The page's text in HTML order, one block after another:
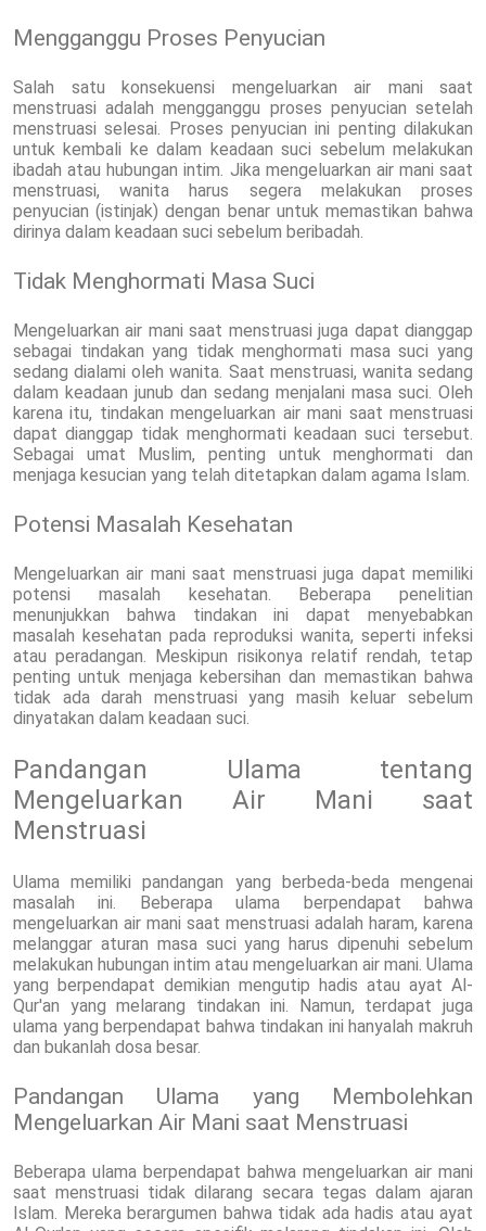
Mengganggu Proses Penyucian
Salah satu konsekuensi mengeluarkan air mani saat
menstruasi adalah mengganggu proses penyucian setelah
menstruasi selesai. Proses penyucian ini penting dilakukan
untuk kembali ke dalam keadaan suci sebelum melakukan
ibadah atau hubungan intim. Jika mengeluarkan air mani saat
menstruasi, wanita harus segera melakukan proses
penyucian (istinjak) dengan benar untuk memastikan bahwa
dirinya dalam keadaan suci sebelum beribadah.
Tidak Menghormati Masa Suci
Mengeluarkan air mani saat menstruasi juga dapat dianggap
sebagai tindakan yang tidak menghormati masa suci yang
sedang dialami oleh wanita. Saat menstruasi, wanita sedang
dalam keadaan junub dan sedang menjalani masa suci. Oleh
karena itu, tindakan mengeluarkan air mani saat menstruasi
dapat dianggap tidak menghormati keadaan suci tersebut.
Sebagai umat Muslim, penting untuk menghormati dan
menjaga kesucian yang telah ditetapkan dalam agama Islam.
Potensi Masalah Kesehatan
Mengeluarkan air mani saat menstruasi juga dapat memiliki
potensi masalah kesehatan. Beberapa penelitian
menunjukkan bahwa tindakan ini dapat menyebabkan
masalah kesehatan pada reproduksi wanita, seperti infeksi
atau peradangan. Meskipun risikonya relatif rendah, tetap
penting untuk menjaga kebersihan dan memastikan bahwa
tidak ada darah menstruasi yang masih keluar sebelum
dinyatakan dalam keadaan suci.
Pandangan Ulama tentang
Mengeluarkan Air Mani saat
Menstruasi
Ulama memiliki pandangan yang berbeda-beda mengenai
masalah ini. Beberapa ulama berpendapat bahwa
mengeluarkan air mani saat menstruasi adalah haram, karena
melanggar aturan masa suci yang harus dipenuhi sebelum
melakukan hubungan intim atau mengeluarkan air mani. Ulama
yang berpendapat demikian mengutip hadis atau ayat Al-
Qur'an yang melarang tindakan ini. Namun, terdapat juga
ulama yang berpendapat bahwa tindakan ini hanyalah makruh
dan bukanlah dosa besar.
Pandangan Ulama yang Membolehkan
Mengeluarkan Air Mani saat Menstruasi
Beberapa ulama berpendapat bahwa mengeluarkan air mani
saat menstruasi tidak dilarang secara tegas dalam ajaran
Islam. Mereka berargumen bahwa tidak ada hadis atau ayat